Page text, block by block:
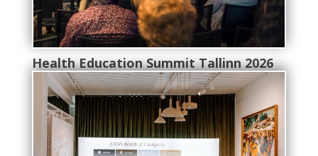
Health Education Summit Tallinn 2026